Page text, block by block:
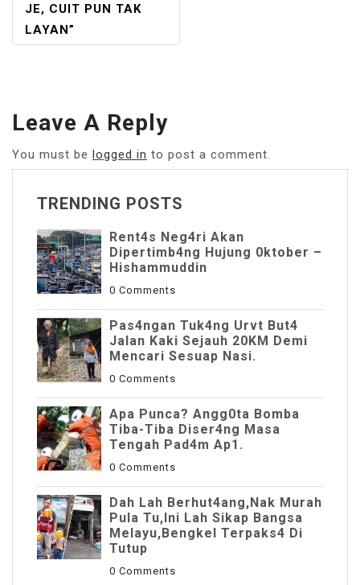
JE, CUIT PUN TAK
LAYAN”
Leave A Reply
You must be logged in to post a comment.
TRENDING POSTS
Rent4s Neg4ri Akan
Dipertimb4ng Hujung 0ktober –
Hishammuddin
0 Comments
Pas4ngan Tuk4ng Urvt But4
JaIan Kaki Sejauh 20KM Demi
Mencari Sesuap Nasi.
0 Comments
Apa Punca? Angg0ta Bomba
Tiba-Tiba Diser4ng Masa
Tengah Pad4m Ap1.
0 Comments
Dah Lah Berhut4ang,Nak Murah
Pula Tu,Ini Lah Sikap Bangsa
Melayu,Bengkel Terpaks4 Di
Tutup
0 Comments